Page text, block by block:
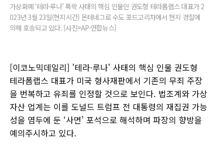
가상화폐 ‘테라·루나’ 폭락 사태의 핵심 인물인 권도형 테라폼랩스 대표가 2
023년 3월 23일(현지시간) 몬테네그로 수도 포드고리차에서 현지 경찰에
의해 호송되고 있다. [사진=AP·연합뉴스]
[이코노믹데일리] '테라·루나' 사태의 핵심 인물 권도형
테라폼랩스 대표가 미국 형사재판에서 기존의 무죄 주장
을 번복하고 유죄를 인정할 것으로 보인다. 법조계와 가상
자산 업계는 이를 도널드 트럼프 전 대통령의 재집권 가능
성을 염두에 둔 ‘사면’ 포석으로 해석하며 파장의 향방을
예의주시하고 있다.